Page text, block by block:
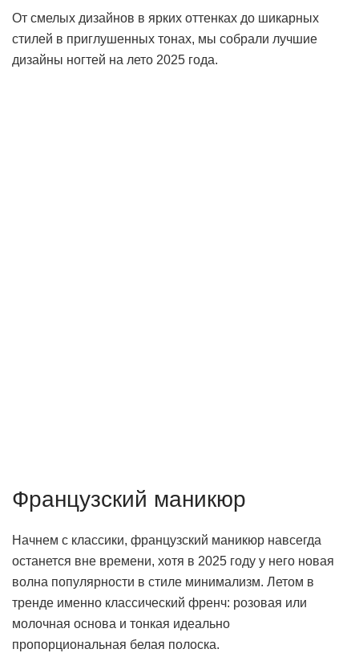
От смелых дизайнов в ярких оттенках до шикарных
стилей в приглушенных тонах, мы собрали лучшие
дизайны ногтей на лето 2025 года.
Французский маникюр
Начнем с классики, французский маникюр навсегда
останется вне времени, хотя в 2025 году у него новая
волна популярности в стиле минимализм. Летом в
тренде именно классический френч: розовая или
молочная основа и тонкая идеально
пропорциональная белая полоска.